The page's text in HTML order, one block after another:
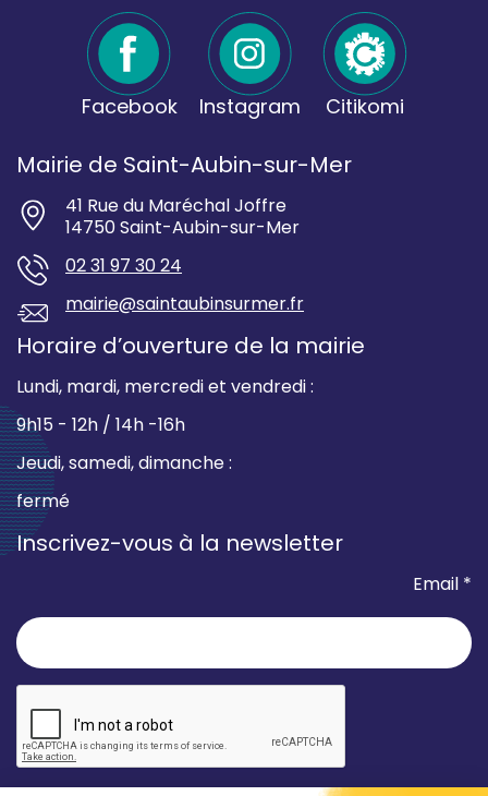
Facebook Instagram Citikomi
Mairie de Saint-Aubin-sur-Mer
41 Rue du Maréchal Joffre
14750 Saint-Aubin-sur-Mer
02 31 97 30 24
mairie@saintaubinsurmer.fr
Horaire d’ouverture de la mairie
Lundi, mardi, mercredi et vendredi :
9h15 - 12h / 14h -16h
Jeudi, samedi, dimanche :
fermé
Inscrivez-vous à la newsletter
Email *